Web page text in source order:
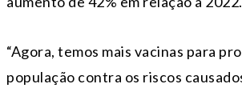
“Agora, temos mais vacinas para
população contra os riscos